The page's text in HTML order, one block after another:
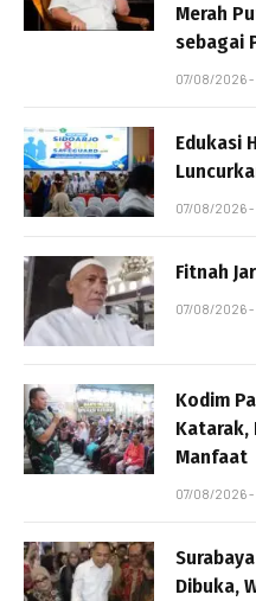
Merah
sebagai
07/08/2026 -
Edukasi
07/08/2026
Fitnah
07/08/2026 -
Kodim
Katarak,
Manfaat
07/08/2026 -
Dibuka,